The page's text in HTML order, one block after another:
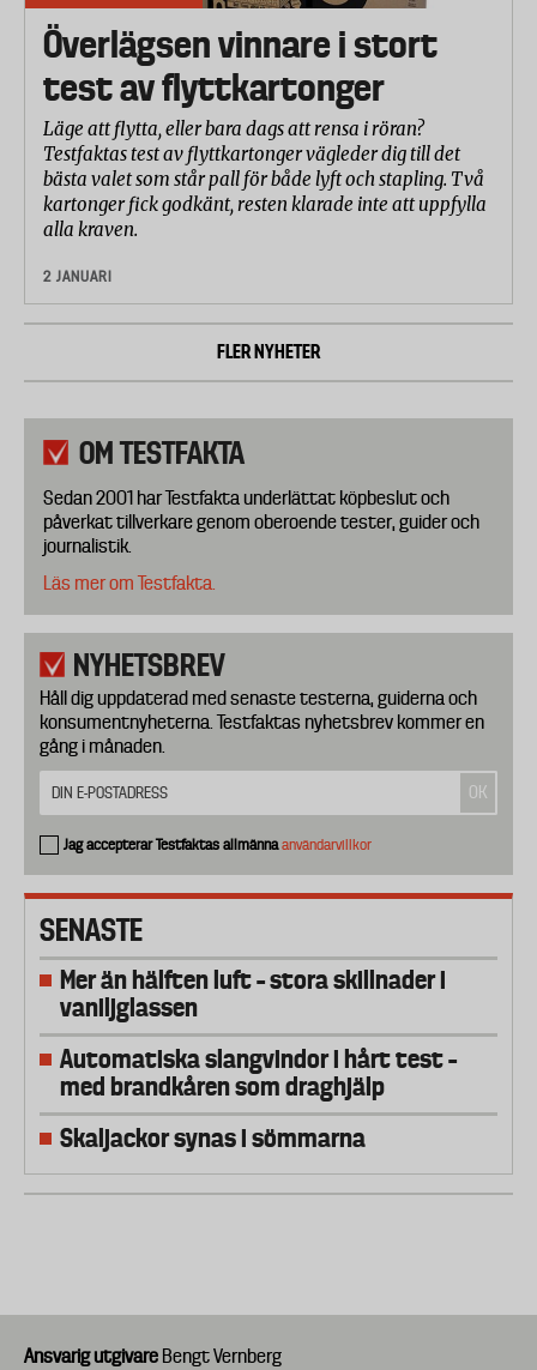
Överlägsen vinnare i stort
test av flyttkartonger
Läge att flytta, eller bara dags att rensa i röran?
Testfaktas test av flyttkartonger vägleder dig till det
bästa valet som står pall för både lyft och stapling. Två
kartonger fick godkänt, resten klarade inte att uppfylla
alla kraven.
2 JANUARI
FLER NYHETER
OM TESTFAKTA
Sedan 2001 har Testfakta underlättat köpbeslut och
påverkat tillverkare genom oberoende tester, guider och
journalistik.
Läs mer om Testfakta.
NYHETSBREV
Håll dig uppdaterad med senaste testerna, guiderna och
konsumentnyheterna. Testfaktas nyhetsbrev kommer en
gång i månaden.
Jag accepterar Testfaktas allmännaanvändarvillkor
SENASTE
Mer än hälften luft – stora skillnader i
vaniljglassen
Automatiska slangvindor i hårt test –
med brandkåren som draghjälp
Skaljackor synas i sömmarna
Ansvarig utgivare Bengt Vernberg